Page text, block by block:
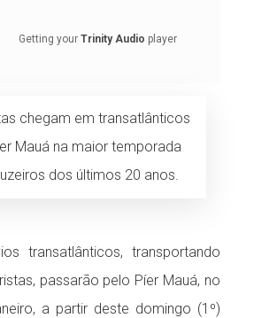
Getting your Trinity Audio player
ready...
chegam em transatlânticos
Mauá na maior temporada
dos últimos 20 anos.
transatlânticos, transportando
passarão pelo Píer Mauá, no
a partir deste domingo (1º)